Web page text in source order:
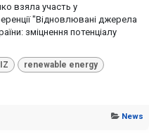
взяла участь у
"Відновлювані джерела
зміцнення потенціалу
renewable energy
News